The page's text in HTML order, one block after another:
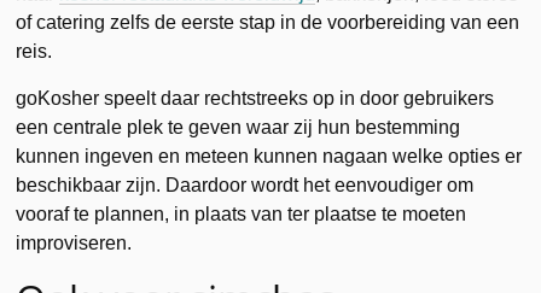
of catering zelfs de eerste stap in de voorbereiding van een
reis.
goKosher speelt daar rechtstreeks op in door gebruikers
een centrale plek te geven waar zij hun bestemming
kunnen ingeven en meteen kunnen nagaan welke opties er
beschikbaar zijn. Daardoor wordt het eenvoudiger om
vooraf te plannen, in plaats van ter plaatse te moeten
improviseren.